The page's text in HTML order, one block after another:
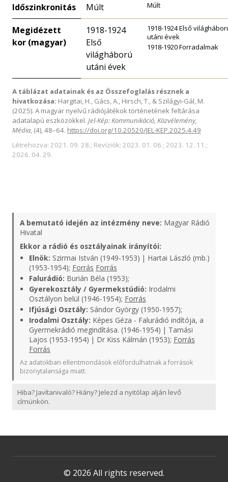
Időszinkronitás Múlt Múlt
Megidézett
kor (magyar)
1918-1924
Első
világháború
utáni évek
1918-1924 Első
utáni évek
1918-1920 Forradalmak
A táblázat adatainak és az Összefoglalás résznek a
hivatkozása: Hargitai, H., Gács, A., Hirsch, T., & Szilágyi-Gál, M.
(2025). A magyar nyelvű rádiójátékok történetének feltárása
adatalapú eszközökkel. Jel-Kép: Kommunikáció, Közvélemény,
Média, (4), 48–64. https://doi.org/10.20520/JEL-KEP.2025.4.49
Létrehozva: 2021. 09. 28.; Revíziók: 2023. 01. 06.; 2023. 12. 11.;
2026. 04. 29.
A bemutató idején az intézmény neve: Magyar Rádió
Hivatal
Ekkor a rádió és osztályainak irányítói:
Elnök: Szirmai István (1949-1953) | Hartai László (mb.)
(1953-1954); Forrás Forrás
Falurádió: Burián Béla (1953);
Gyerekosztály / Gyermekstúdió: Irodalmi
Osztályon belül (1946-1954); Forrás
Ifjúsági Osztály: Sándor György (1950-1957);
Irodalmi Osztály: Képes Géza - Falurádió indítója, a
Gyermekrádió megindítása. (1946-1954) | Tamási
Lajos (1953-1954) | Dr Kiss Kálmán (1953); Forrás
Forrás
Az adatokban ellentmondások előfordulhatnak a források
bizonytalansága miatt.
Hiba? Javítanivaló? Hiány? Jelezd a nyitólap alján levő
címünkön.
© 2026 All rights reserved.